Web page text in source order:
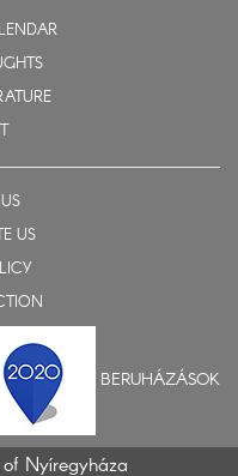
US
BERUHÁZÁSOK
Nyíregyháza